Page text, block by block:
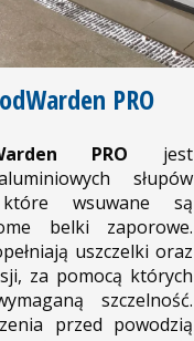
PRO
PRO jest
słupów
wsuwane są
belki zaporowe.
uszczelki oraz
za pomocą których
szczelność.
przed powodzią